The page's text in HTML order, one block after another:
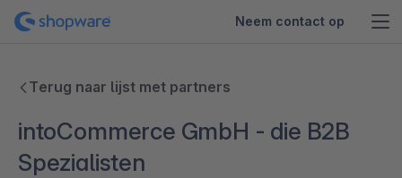
Neem contact op
Terug naar lijst met partners
intoCommerce GmbH - die B2B
Spezialisten